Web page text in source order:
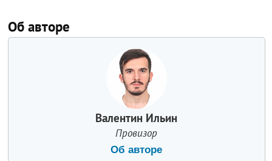
Об авторе
Валентин Ильин
Провизор
Об авторе